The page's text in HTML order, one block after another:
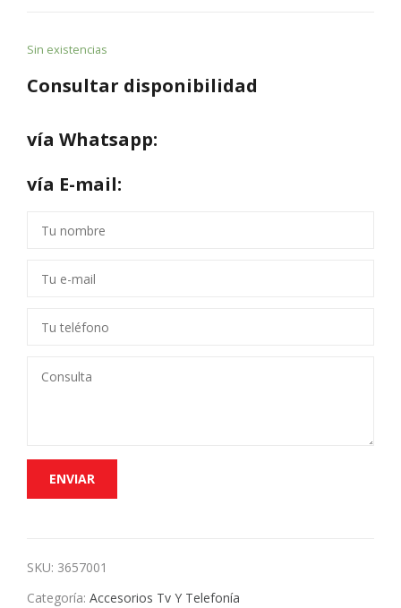
Sin existencias
Consultar disponibilidad
vía Whatsapp:
vía E-mail:
SKU: 3657001
Categoría: Accesorios Tv Y Telefonía